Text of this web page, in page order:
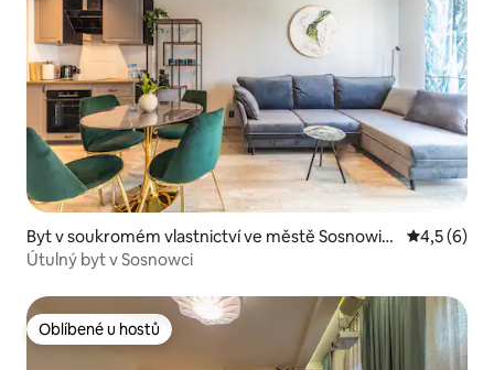
Byt v soukromém vlastnictví ve městě Sosnowie
c
Průměrné
4,5 (6)
Útulný byt v Sosnowci
Oblíbené u hostů
Oblíbené u hostů